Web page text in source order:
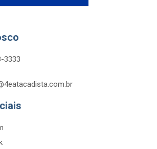
3333